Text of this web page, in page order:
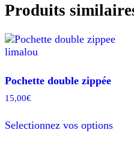
Produits
Pochette double zippée
15,00€
Selectionnez vos options